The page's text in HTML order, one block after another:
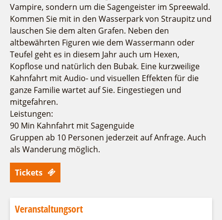
Aktiverlebnisse
Einkaufen
Individuell
Gruppen
Touristinformationen
Fremdenverkehrsvereine
Ludwig Leichhardt
Kahnfahrten
Fahrgastschiff
Campingplatz am Mochowsee
Campingplatz Jessern
Veranstaltungskalender
Veranstaltungshöhepunkte
Wirtschaftsförderung
Regionalentwicklung
SPOT
Bürgerbus
Naturwelt Lieberoser Heide
Q-Gemeinde Schwielochsee
Staatlich anerkannter Erholungsort Goyatz
Mein Brandenburg – Infostelen
Unternehmensbetreuung
ILB
Service
Über uns
Team
Aktuelles
Infomaterial
Warenkorb
Vampire, sondern um die Sagengeister im Spreewald.
Kommen Sie mit in den Wasserpark von Straupitz und
lauschen Sie dem alten Grafen. Neben den
altbewährten Figuren wie dem Wassermann oder
Teufel geht es in diesem Jahr auch um Hexen,
Kopflose und natürlich den Bubak. Eine kurzweilige
Kahnfahrt mit Audio- und visuellen Effekten für die
ganze Familie wartet auf Sie. Eingestiegen und
mitgefahren.
Leistungen:
90 Min Kahnfahrt mit Sagenguide
Gruppen ab 10 Personen jederzeit auf Anfrage. Auch
als Wanderung möglich.
Tickets
Veranstaltungsort